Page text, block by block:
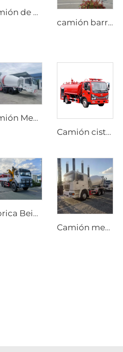
Camión de bomberos de alta presión con espuma Sinotruk HOWO 6X4, de alta calidad, nuevo y económico, con depósito de agua
camión barredor de nueva energía de alto rendimiento y duradero de 18T, barredora eléctrica pura para lavado y barrido
Camión Mezclador de Cemento Diesel Personalizado con Opciones de Transmisión Manual o Automática y Dirección Bidireccional para Producción en Túneles
Camión cisterna Dongfeng 4x2 Dorica diésel nuevo con transmisión manual, bomba de agua aérea, depósito de 4000 litros, máquina de rociado, rociador contra incendios
Fábrica Beiben Suministra Grúa para Camión de Transporte Especial Todo Terreno 4X4 6x6 Brazo Plegable Rígido
Camión mezclador de cemento móvil Shacman nuevo, tambor de 8m3 y 10m3, precio de camión mezclador de hormigón